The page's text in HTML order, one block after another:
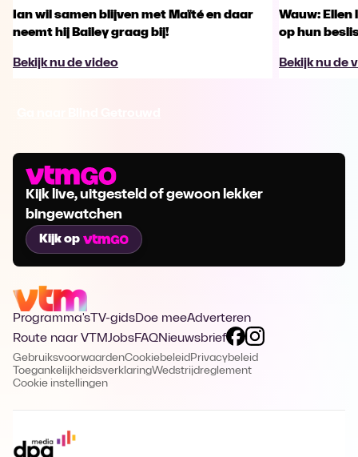
Ian wil samen blijven met Maïté en daar
neemt hij Bailey graag bij!
Bekijk nu de video
Wauw:
op hun
Bekijk nu de
Kijk live, uitgesteld of gewoon lekker
bingewatchen
Kijk op
Programma's TV-gidsDoe meeAdverteren
Route naar VTMJobsFAQNieuwsbrief
GebruiksvoorwaardenCookiebeleid Privacybeleid
ToegankelijkheidsverklaringWedstrijdreglement
Cookie instellingen